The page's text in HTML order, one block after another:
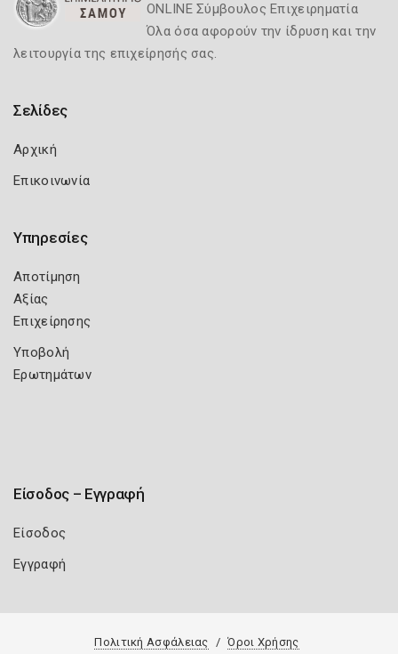
ONLINE Σύμβουλος Επιχειρηματία
Όλα όσα αφορούν την ίδρυση και την
λειτουργία της επιχείρησής σας.
Σελίδες
Αρχική
Επικοινωνία
Υπηρεσίες
Αποτίμηση
Αξίας
Επιχείρησης
Υποβολή
Ερωτημάτων
Είσοδος – Εγγραφή
Είσοδος
Εγγραφή
Πολιτική Ασφάλειας Όροι Χρήσης